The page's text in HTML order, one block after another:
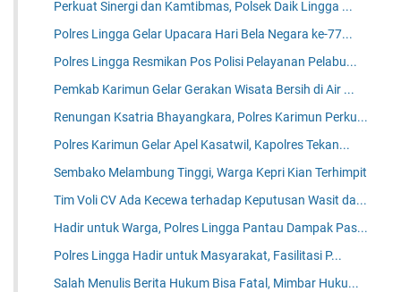
Perkuat Sinergi dan Kamtibmas, Polsek Daik Lingga ...
Polres Lingga Gelar Upacara Hari Bela Negara ke-77...
Polres Lingga Resmikan Pos Polisi Pelayanan Pelabu...
Pemkab Karimun Gelar Gerakan Wisata Bersih di Air ...
Renungan Ksatria Bhayangkara, Polres Karimun Perku...
Polres Karimun Gelar Apel Kasatwil, Kapolres Tekan...
Sembako Melambung Tinggi, Warga Kepri Kian Terhimpit
Tim Voli CV Ada Kecewa terhadap Keputusan Wasit da...
Hadir untuk Warga, Polres Lingga Pantau Dampak Pas...
Polres Lingga Hadir untuk Masyarakat, Fasilitasi P...
Salah Menulis Berita Hukum Bisa Fatal, Mimbar Huku...